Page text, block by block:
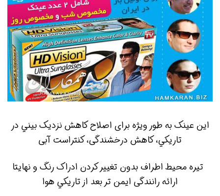
اين عينک به طور ويژه برای اصلاح کاهش نزديک بيني در
تاريکي، کاهش درخشندگی، کنتراست آبی
تيره محيط اطراف بدون تغيير کردن ادراک رنگ و نهايتا
ارائه رانندگی ايمن تر بعد از تاريکي هوا